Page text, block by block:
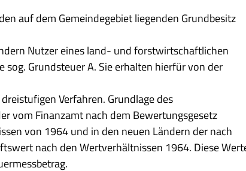
auf dem Gemeindegebiet liegenden Grundbesitz
Nutzer eines land- und forstwirtschaftlichen
Grundsteuer A. Sie erhalten hierfür von der
Verfahren. Grundlage des
vom Finanzamt nach dem Bewertungsgesetz
von 1964 und in den neuen Ländern der nach
nach den Wertverhältnissen 1964. Diese